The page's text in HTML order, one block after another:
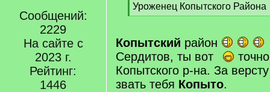
Сообщений:
2229
На сайте с
2023 г.
Рейтинг:
1446
[
q
Уроженец Копытского Района
[
q
]
Копытский район
Сердитов, ты вот
Копытского р-на. За
звать тебя Копыто.